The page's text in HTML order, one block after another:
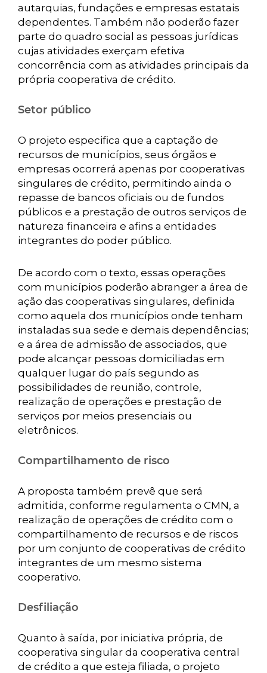
autarquias, fundações e empresas estatais
dependentes. Também não poderão fazer
parte do quadro social as pessoas jurídicas
cujas atividades exerçam efetiva
concorrência com as atividades principais da
própria cooperativa de crédito.
Setor público
O projeto especifica que a captação de
recursos de municípios, seus órgãos e
empresas ocorrerá apenas por cooperativas
singulares de crédito, permitindo ainda o
repasse de bancos oficiais ou de fundos
públicos e a prestação de outros serviços de
natureza financeira e afins a entidades
integrantes do poder público.
De acordo com o texto, essas operações
com municípios poderão abranger a área de
ação das cooperativas singulares, definida
como aquela dos municípios onde tenham
instaladas sua sede e demais dependências;
e a área de admissão de associados, que
pode alcançar pessoas domiciliadas em
qualquer lugar do país segundo as
possibilidades de reunião, controle,
realização de operações e prestação de
serviços por meios presenciais ou
eletrônicos.
Compartilhamento de risco
A proposta também prevê que será
admitida, conforme regulamenta o CMN, a
realização de operações de crédito com o
compartilhamento de recursos e de riscos
por um conjunto de cooperativas de crédito
integrantes de um mesmo sistema
cooperativo.
Desfiliação
Quanto à saída, por iniciativa própria, de
cooperativa singular da cooperativa central
de crédito a que esteja filiada, o projeto